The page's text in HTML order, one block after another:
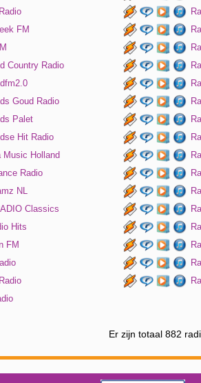
FM
Country Radio
Goud Radio
Palet
Hit Radio
Music Holland
Radio
NL
Classics
Hits
FM
Er zijn totaal 882